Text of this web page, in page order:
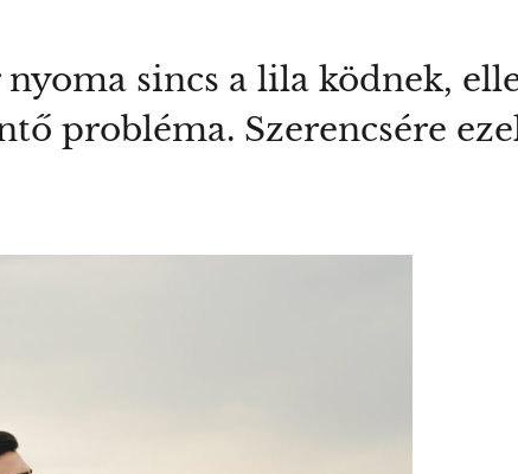
nyoma sincs a lila ködnek,
probléma. Szerencsére